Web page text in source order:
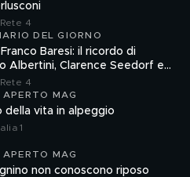
4
DEL GIORNO
Baresi: il ricordo di
Albertini, Clarence Seedorf e
4
MAG
della vita in alpeggio
1
MAG
non conoscono riposo